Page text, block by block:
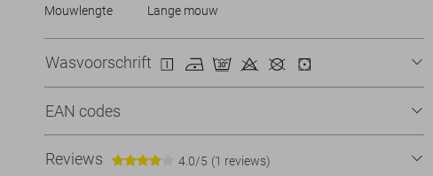
Mouwlengte
Lange mouw
Wasvoorschrift
EAN codes
Reviews 4.0/5 (1 reviews)